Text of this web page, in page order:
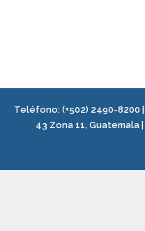
Teléfono: (+502) 2490-8200
43 Zona 11, Guatemala